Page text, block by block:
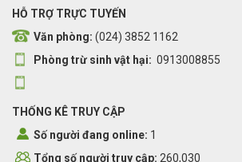
HỖ TRỢ TRỰC TUYẾN
Văn phòng: (024) 3852 1162
Phòng trừ sinh vật hại: 0913008855
THỐNG KÊ TRUY CẬP
Số người đang online: 1
Tổng số người truy cập: 260,030